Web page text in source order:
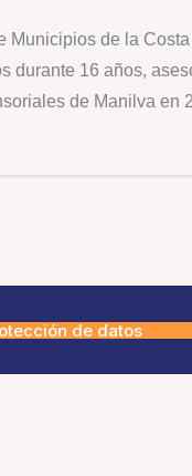
Municipios de la
durante 16 años,
de Manilva en
de datos